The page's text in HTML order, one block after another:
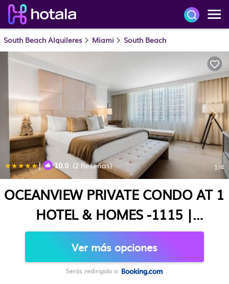
South Beach Alquileres Miami South Beach
| 10.0 (2 Reseñas) 1/4
OCEANVIEW PRIVATE CONDO AT 1
HOTEL & HOMES -1115 |
APARTAMENTO EN MIAMI BEACH
Ver más opciones
Serás redirigido a